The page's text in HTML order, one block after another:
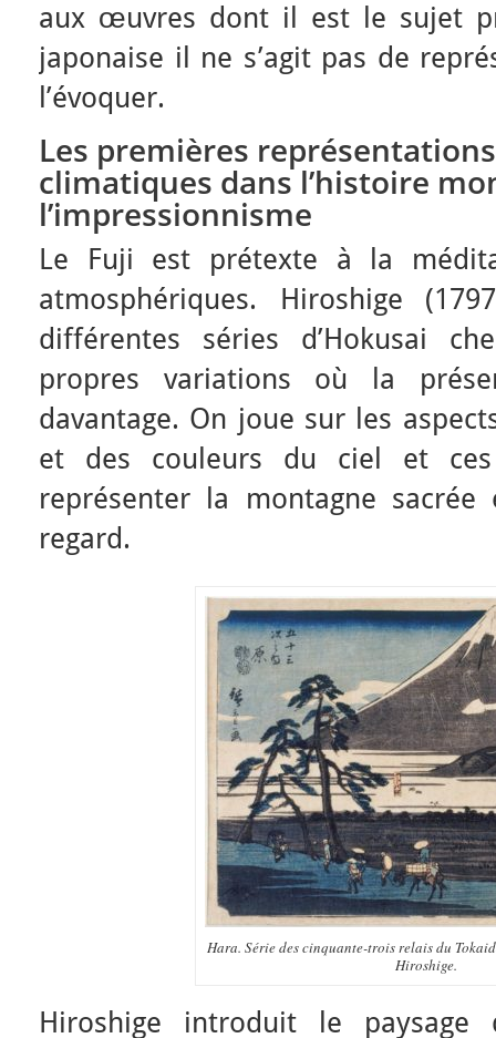
aux œuvres dont il est le sujet
japonaise il ne s’agit pas de
l’évoquer.
Les premières
climatiques dans l’histoire
l’impressionnisme
Le Fuji est prétexte à la
atmosphériques. Hiroshige
différentes séries d’Hokusai
propres variations où la
davantage. On joue sur les
et des couleurs du ciel et
représenter la montagne
regard.
Hara. Série des cinquante-trois relais du
Hiroshige.
Hiroshige introduit le